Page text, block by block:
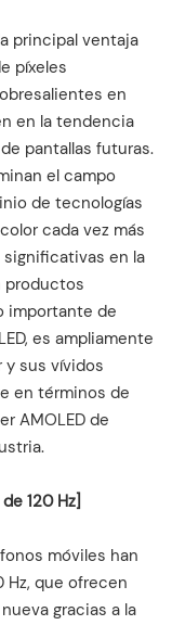
principal ventaja
píxeles
en
en la tendencia
pantallas futuras.
el campo
de tecnologías
cada vez más
en la
productos
importante de
es ampliamente
y sus vívidos
en términos de
AMOLED de
120 Hz]
móviles han
Hz, que ofrecen
gracias a la